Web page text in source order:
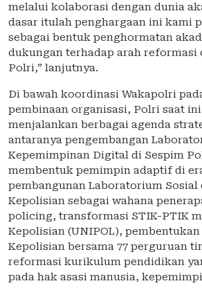
melalui kolaborasi dengan dunia
dasar itulah penghargaan ini kami
sebagai bentuk penghormatan
dukungan terhadap arah reformasi
Polri,” lanjutnya.
Di bawah koordinasi Wakapolri
pembinaan organisasi, Polri saat
menjalankan berbagai agenda
antaranya pengembangan
Kepemimpinan Digital di Sespim
membentuk pemimpin adaptif di
pembangunan Laboratorium Sosial
Kepolisian sebagai wahana
policing, transformasi STIK-PTIK
Kepolisian (UNIPOL),
Kepolisian bersama 77 perguruan
reformasi kurikulum pendidikan
pada hak asasi manusia,